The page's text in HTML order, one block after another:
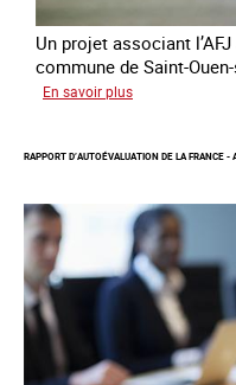
Un projet associant
commune de Saint-
En savoir plus
communauté
à
risque
de
traite
RAPPORT D’AUTOÉVALUATION DE LA FRANCE -